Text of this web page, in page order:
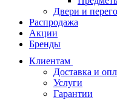
Двери и
Распродажа
Акции
Бренды
Клиентам
Доставка и
Услуги
Гарантии